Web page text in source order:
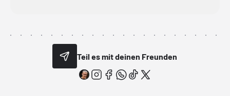
Teil es mit deinen Freunden